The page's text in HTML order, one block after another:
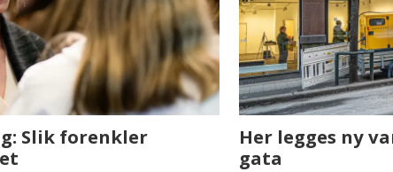
med AI. Slik
Det er i Drammen